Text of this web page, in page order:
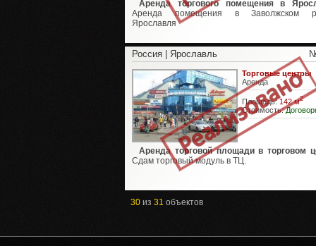
Аренда торгового помещения в
Аренда помещения в Заволжском
Ярославля
Россия | Ярославль
Торговые центры
Аренда
Площадь:142 м2
Стоимость:
Аренда торговой площади в торговом
Сдам торговый модуль в ТЦ.
30 из 31 объектов